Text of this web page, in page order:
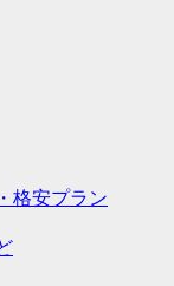
格安プラン